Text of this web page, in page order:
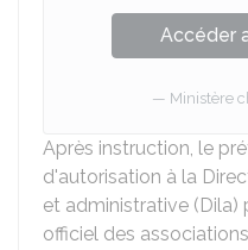
Accéder
Ministère
Après instruction, le
d'autorisation à la
et administrative (Dila)
officiel des